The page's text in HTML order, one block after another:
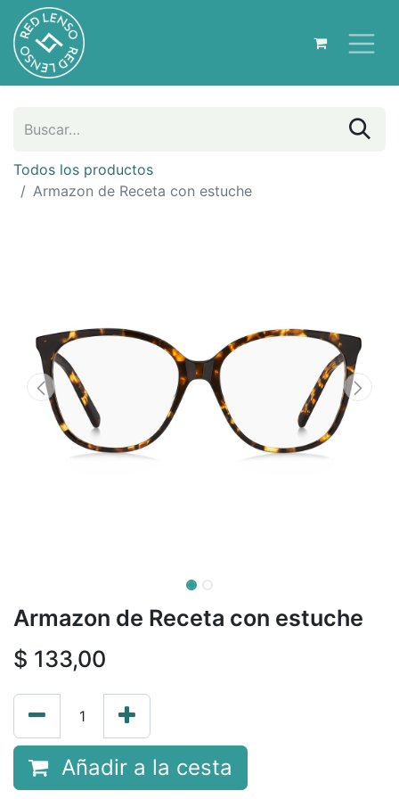
Todos los productos
Armazon de Receta con estuche
Armazon de Receta con estuche
$ 133,00
Añadir a la cesta